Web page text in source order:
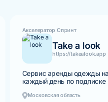
Акселератор Спринт
Take a look
https://takealook.app
Сервис аренды одежды на
каждый день по подписке
Московская область